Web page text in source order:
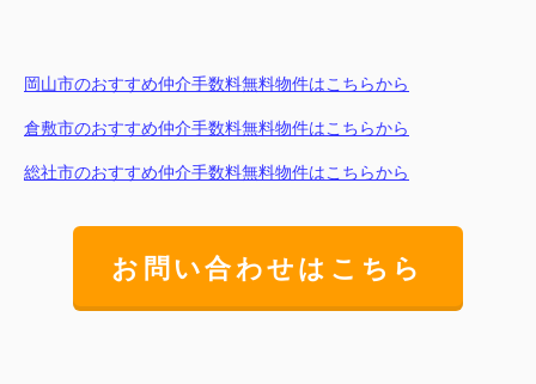
岡山市のおすすめ仲介手数料無料物件はこちらから
倉敷市のおすすめ仲介手数料無料物件はこちらから
総社市のおすすめ仲介手数料無料物件はこちらから
お問い合わせはこちら